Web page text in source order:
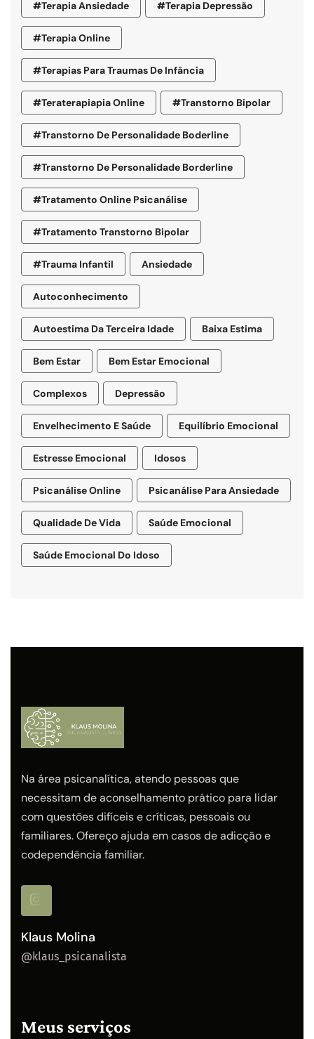
#terapia Ansiedade #terapia Depressão
#terapia Online
#terapias Para Traumas De Infância
#teraterapiapia Online #transtorno Bipolar
#transtorno De Personalidade Boderline
#Transtorno De Personalidade Borderline
#tratamento Online Psicanálise
#tratamento Transtorno Bipolar
#trauma Infantil Ansiedade
Autoconhecimento
Autoestima Da Terceira Idade Baixa Estima
Bem Estar Bem Estar Emocional
Complexos Depressão
Envelhecimento E Saúde Equilíbrio Emocional
Estresse Emocional Idosos
Psicanálise Online Psicanálise Para Ansiedade
Qualidade De Vida Saúde Emocional
Saúde Emocional Do Idoso
Na área psicanalítica, atendo pessoas que
necessitam de aconselhamento prático para lidar
com questões difíceis e críticas, pessoais ou
familiares. Ofereço ajuda em casos de adicção e
codependência familiar.
Klaus Molina
@klaus_psicanalista
Meus serviços